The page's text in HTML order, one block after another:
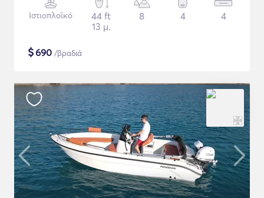
Ιστιοπλοϊκό
44 ft
13 μ.
8 4 4
$690 /βραδιά